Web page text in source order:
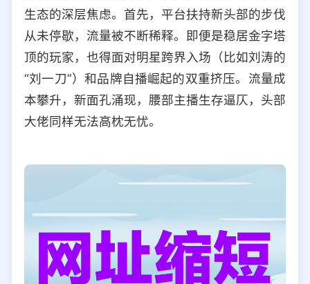
生态的深层焦虑。首先，平台扶持新头部的步伐
从未停歇，流量被不断稀释。即便是稳居金字塔
顶的玩家，也得面对明星跨界入场（比如刘涛的
“刘一刀”）和品牌自播崛起的双重挤压。流量成
本攀升，新面孔涌现，腰部主播生存逼仄，头部
大佬同样无法高枕无忧。